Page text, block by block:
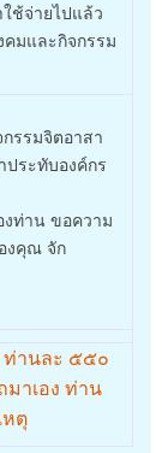
ช้จ่ายไปแล้ว
มและกิจกรรม
รรมจิตอาสา
ประทับองค์กร
งท่าน ขอความ
งคุณ จัก
ท่านละ ๕๕๐
มาเอง ท่าน
หตุ